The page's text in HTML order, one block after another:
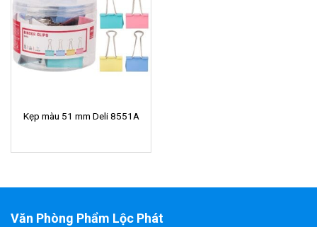
Kẹp màu 51 mm Deli 8551A
Văn Phòng Phẩm Lộc Phát